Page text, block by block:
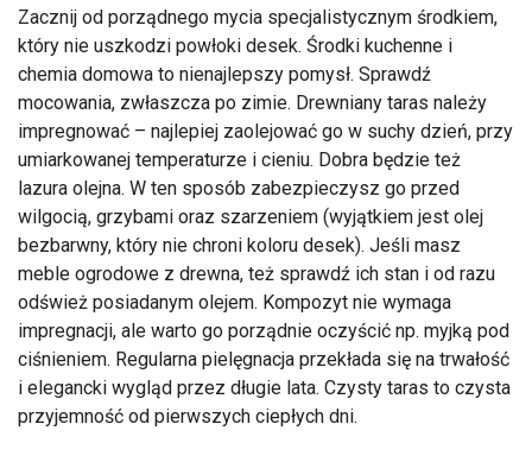
Zacznij od porządnego mycia specjalistycznym środkiem,
który nie uszkodzi powłoki desek. Środki kuchenne i
chemia domowa to nienajlepszy pomysł. Sprawdź
mocowania, zwłaszcza po zimie. Drewniany taras należy
impregnować – najlepiej zaolejować go w suchy dzień, przy
umiarkowanej temperaturze i cieniu. Dobra będzie też
lazura olejna. W ten sposób zabezpieczysz go przed
wilgocią, grzybami oraz szarzeniem (wyjątkiem jest olej
bezbarwny, który nie chroni koloru desek). Jeśli masz
meble ogrodowe z drewna, też sprawdź ich stan i od razu
odśwież posiadanym olejem. Kompozyt nie wymaga
impregnacji, ale warto go porządnie oczyścić np. myjką pod
ciśnieniem. Regularna pielęgnacja przekłada się na trwałość
i elegancki wygląd przez długie lata. Czysty taras to czysta
przyjemność od pierwszych ciepłych dni.